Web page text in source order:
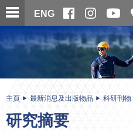
跳
至
內
ENG
内
主頁 最新消息及出版物品 科研刊物
研究摘要